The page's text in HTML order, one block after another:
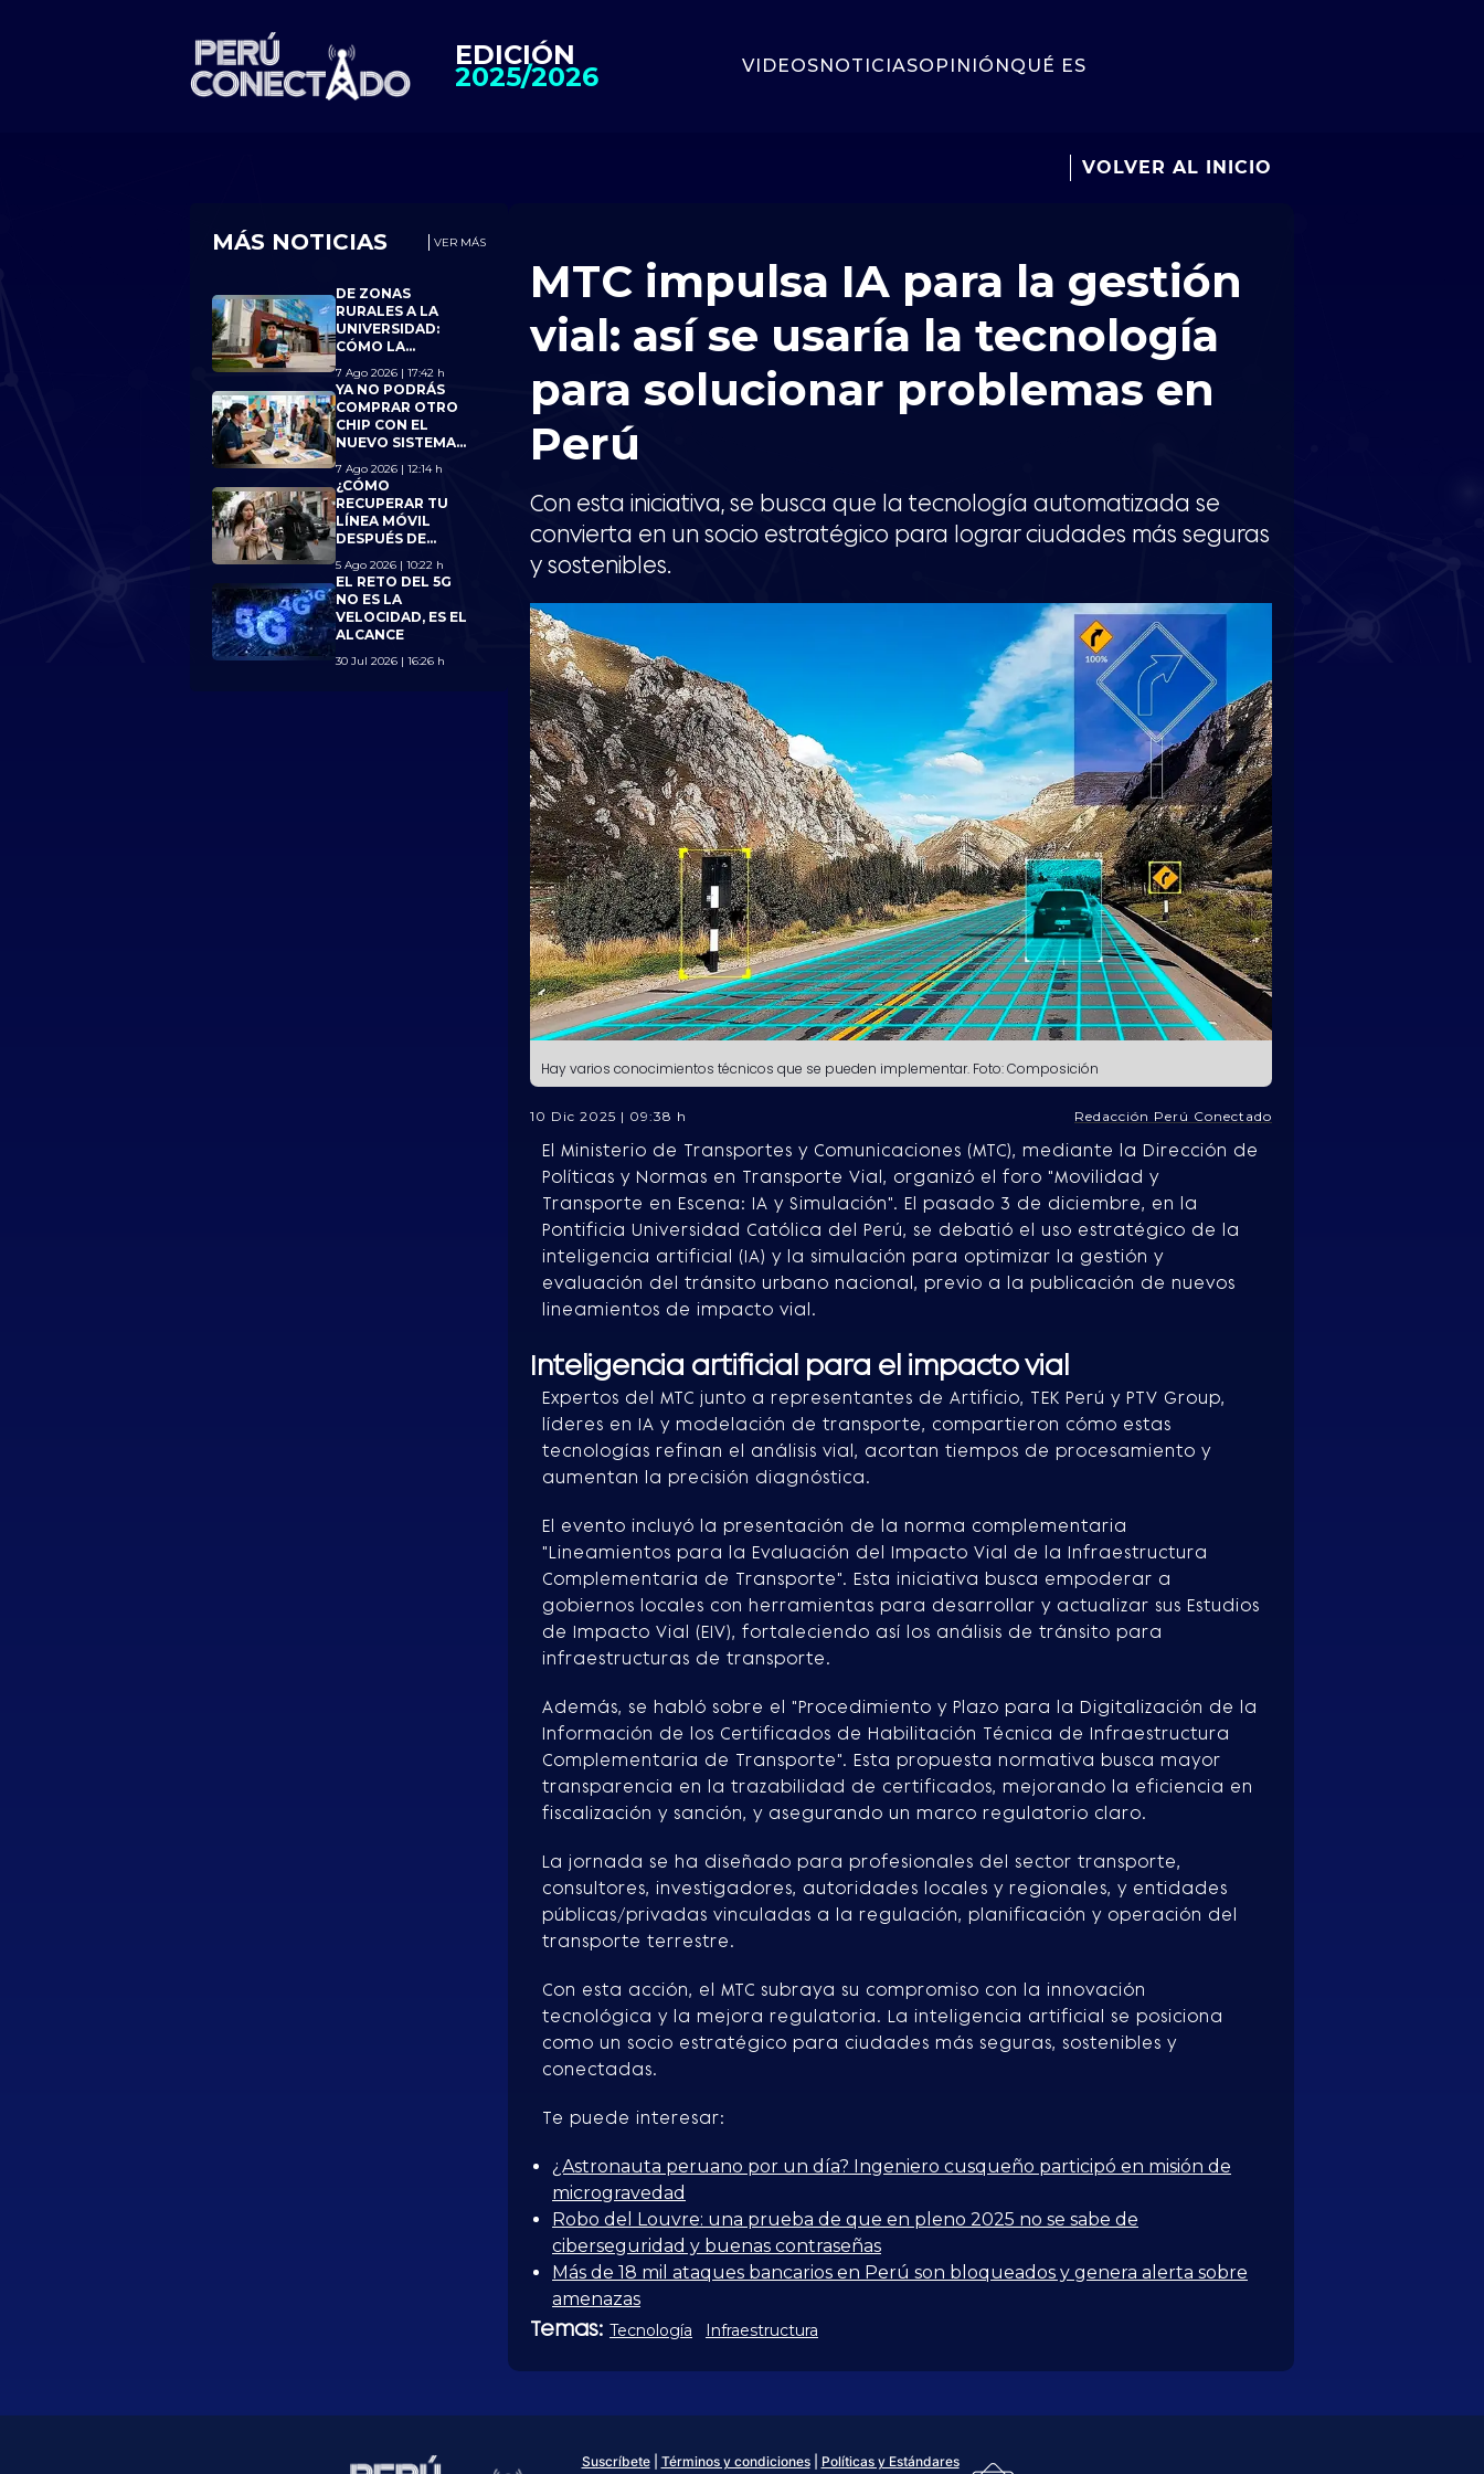
EDICIÓN
2025/2026 VIDEOSNOTICIASOPINIÓNQUÉ ES
VOLVER AL INICIO
MÁS NOTICIAS VER MÁS
DE ZONAS
RURALES A LA
UNIVERSIDAD:
CÓMO LA
AYUDÓ A 15
JÓVENES A
ALCANZAR BECA
18
7 Ago 2026 | 17:42 h
YA NO PODRÁS
COMPRAR OTRO
CHIP CON EL
NUEVO SISTEMA
ALCANZAS EL
LÍMITE DE 7
LÍNEAS
7 Ago 2026 | 12:14 h
¿CÓMO
RECUPERAR TU
LÍNEA MÓVIL
DESPUÉS DE
CELULAR?
CONOCE LOS
NUEVOS
REQUISITOS
5 Ago 2026 | 10:22 h
EL RETO DEL 5G
NO ES LA
VELOCIDAD, ES EL
ALCANCE
30 Jul 2026 | 16:26 h
MTC impulsa IA para la gestión
vial: así se usaría la tecnología
para solucionar problemas en
Perú
Con esta iniciativa, se busca que la tecnología automatizada se
convierta en un socio estratégico para lograr ciudades más seguras
y sostenibles.
Hay varios conocimientos técnicos que se pueden implementar. Foto: Composición
10 Dic 2025 | 09:38 h Redacción Perú Conectado
El Ministerio de Transportes y Comunicaciones (MTC), mediante la Dirección de
Políticas y Normas en Transporte Vial, organizó el foro "Movilidad y
Transporte en Escena: IA y Simulación". El pasado 3 de diciembre, en la
Pontificia Universidad Católica del Perú, se debatió el uso estratégico de la
inteligencia artificial (IA) y la simulación para optimizar la gestión y
evaluación del tránsito urbano nacional, previo a la publicación de nuevos
lineamientos de impacto vial.
Inteligencia artificial para el impacto vial
Expertos del MTC junto a representantes de Artificio, TEK Perú y PTV Group,
líderes en IA y modelación de transporte, compartieron cómo estas
tecnologías refinan el análisis vial, acortan tiempos de procesamiento y
aumentan la precisión diagnóstica.
El evento incluyó la presentación de la norma complementaria
"Lineamientos para la Evaluación del Impacto Vial de la Infraestructura
Complementaria de Transporte". Esta iniciativa busca empoderar a
gobiernos locales con herramientas para desarrollar y actualizar sus Estudios
de Impacto Vial (EIV), fortaleciendo así los análisis de tránsito para
infraestructuras de transporte.
Además, se habló sobre el "Procedimiento y Plazo para la Digitalización de la
Información de los Certificados de Habilitación Técnica de Infraestructura
Complementaria de Transporte". Esta propuesta normativa busca mayor
transparencia en la trazabilidad de certificados, mejorando la eficiencia en
fiscalización y sanción, y asegurando un marco regulatorio claro.
La jornada se ha diseñado para profesionales del sector transporte,
consultores, investigadores, autoridades locales y regionales, y entidades
públicas/privadas vinculadas a la regulación, planificación y operación del
transporte terrestre.
Con esta acción, el MTC subraya su compromiso con la innovación
tecnológica y la mejora regulatoria. La inteligencia artificial se posiciona
como un socio estratégico para ciudades más seguras, sostenibles y
conectadas.
Te puede interesar:
¿Astronauta peruano por un día? Ingeniero cusqueño participó en misión de
microgravedad
Robo del Louvre: una prueba de que en pleno 2025 no se sabe de
ciberseguridad y buenas contraseñas
Más de 18 mil ataques bancarios en Perú son bloqueados y genera alerta sobre
amenazas
Temas: Tecnología Infraestructura
Suscríbete Términos y condiciones
Políticas y Estándares